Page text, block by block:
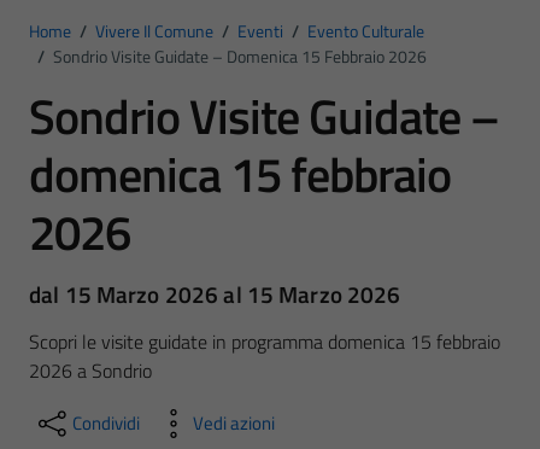
Home / Vivere Il Comune / Eventi / Evento Culturale
/ Sondrio Visite Guidate – Domenica 15 Febbraio 2026
Sondrio Visite Guidate –
domenica 15 febbraio
2026
dal 15 Marzo 2026 al 15 Marzo 2026
Scopri le visite guidate in programma domenica 15 febbraio
2026 a Sondrio
Condividi Vedi azioni